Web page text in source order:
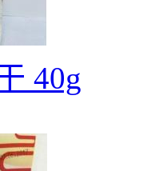
40g